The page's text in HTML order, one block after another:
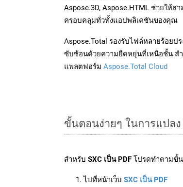
Aspose.3D, Aspose.HTML ช่วยให้
ครอบคลุมทั่วทั้งแอปพลิเคชันของคุณ
Aspose.Total รองรับไฟล์หลายร้อยป
ซับซ้อนด้วยความยืดหยุ่นที่เหนือชั้น ส
แพลตฟอร์ม Aspose.Total Cloud
ขั้นตอนง่ายๆ ในการแปลง
สำหรับ SXC เป็น PDF โปรดทำตามขั้
ไปที่หน้าเว็บ SXC เป็น PDF